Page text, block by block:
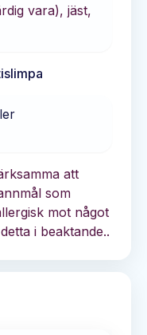
vara), jäst,
att
som
mot något
i beaktande..